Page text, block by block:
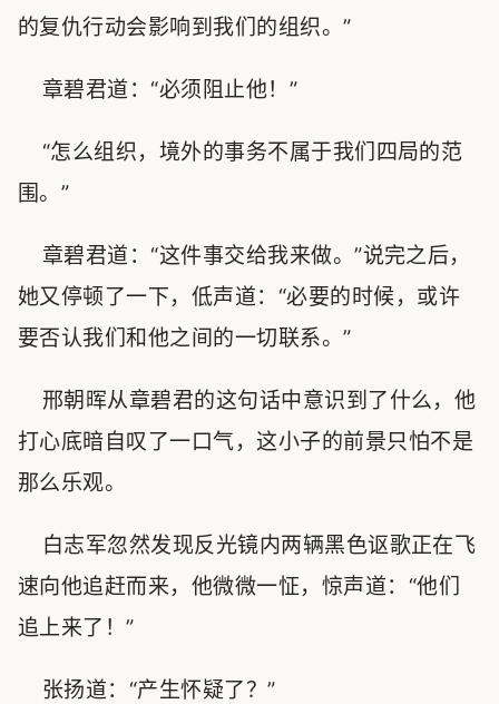
的复仇行动会影响到我们的组织。”
章碧君道：“必须阻止他！”
“怎么组织，境外的事务不属于我们四局的范
围。”
章碧君道：“这件事交给我来做。”说完之后，
她又停顿了一下，低声道：“必要的时候，或许
要否认我们和他之间的一切联系。”
邢朝晖从章碧君的这句话中意识到了什么，他
打心底暗自叹了一口气，这小子的前景只怕不是
那么乐观。
白志军忽然发现反光镜内两辆黑色讴歌正在飞
速向他追赶而来，他微微一怔，惊声道：“他们
追上来了！”
张扬道：“产生怀疑了？”